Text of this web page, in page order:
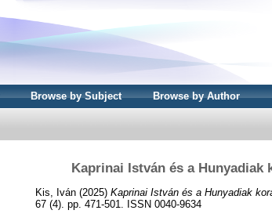
Browse by Subject Browse by Author
Kaprinai István és a Hunyadiak
Kis, Iván (2025) Kaprinai István és a Hunyadiak
67 (4). pp. 471-501. ISSN 0040-9634